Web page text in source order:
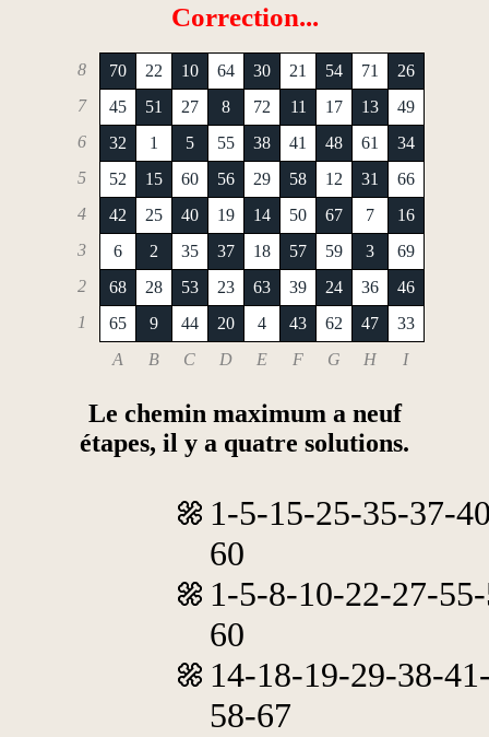
Correction...
8 70 22 10 64 30 21 54 71
26
7
45 51 27 8 72 11 17 13
49
6
32 1 5 55 38 41 48 61
34
5
52 15 60 56 29 58 12 31
66
4
42 25 40 19 14 50 67 7
16
3
6 2 35 37 18 57 59 3
69
2
68 28 53 23 63 39 24 36
46
1
65 9 44 20 4 43 62 47
33
A
B C D E F G H I
Le chemin maximum a neuf
étapes, il y a quatre solutions.
1-5-15-25-35-37-
60
1-5-8-10-22-27-
60
14-18-19-29-38-
58-67